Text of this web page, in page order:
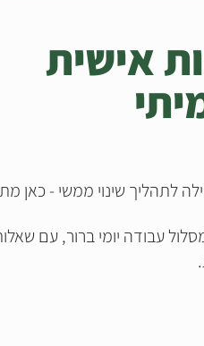
אישית
שינוי ממשי - כאן
עבודה יומי ברור, עם